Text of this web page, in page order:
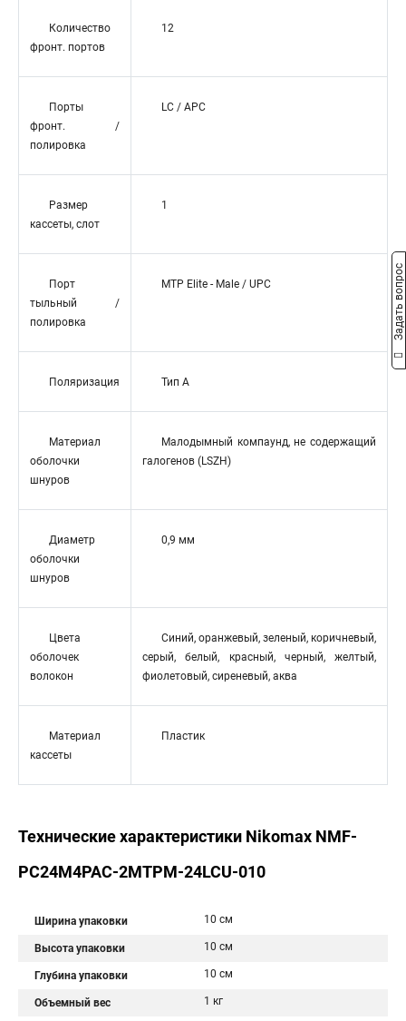
Количество
фронт. портов
12
Порты
фронт. /
полировка
LC / APC
Размер
кассеты, слот
1
Порт
тыльный /
полировка
MTP Elite - Male / UPC
Поляризация Тип А
Материал
оболочки
шнуров
Малодымный компаунд, не содержащий
галогенов (LSZH)
Диаметр
оболочки
шнуров
0,9 мм
Цвета
оболочек
волокон
Синий, оранжевый, зеленый, коричневый,
серый, белый, красный, черный, желтый,
фиолетовый, сиреневый, аква
Материал
кассеты
Пластик
Технические характеристики Nikomax NMF-
PC24M4PAC-2MTPM-24LCU-010
Ширина упаковки 10 см
Высота упаковки 10 см
Глубина упаковки 10 см
Объемный вес 1 кг
Задать вопрос